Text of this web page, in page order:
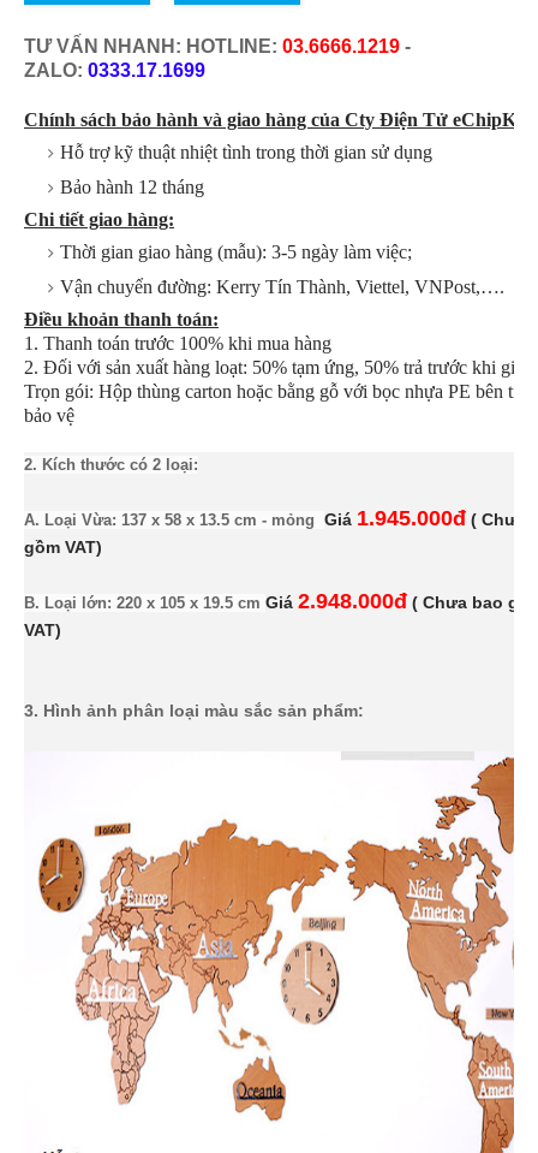
TƯ VẤN NHANH: HOTLINE: 03.6666.1219 -
ZALO: 0333.17.1699
Chính sách bảo hành và giao hàng của Cty Điện Tử
Hỗ trợ kỹ thuật nhiệt tình trong thời gian sử dụng
Bảo hành 12 tháng
Chi tiết giao hàng:
Thời gian giao hàng (mẫu): 3-5 ngày làm việc;
Vận chuyển đường: Kerry Tín Thành, Viettel, VNPost,….
Điều khoản thanh toán:
1. Thanh toán trước 100% khi mua hàng
2. Đối với sản xuất hàng loạt: 50% tạm ứng, 50% trả trước khi giao
Trọn gói: Hộp thùng carton hoặc bằng gỗ với bọc nhựa PE bên
bảo vệ
2. Kích thước có 2 loại:
A. Loại Vừa: 137 x 58 x 13.5 cm - mỏng Giá 1.945.000đ ( Chưa
gồm VAT)
B. Loại lớn: 220 x 105 x 19.5 cm Giá 2.948.000đ ( Chưa bao
VAT)
3. Hình ảnh phân loại màu sắc sản phẩm: